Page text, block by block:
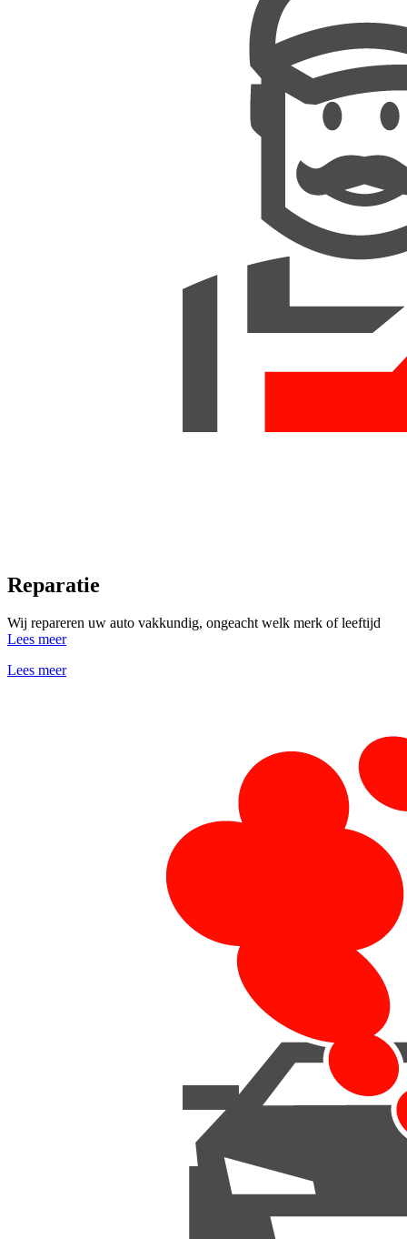
Reparatie
Wij repareren uw auto vakkundig, ongeacht welk merk of leeftijd
Lees meer
Lees meer